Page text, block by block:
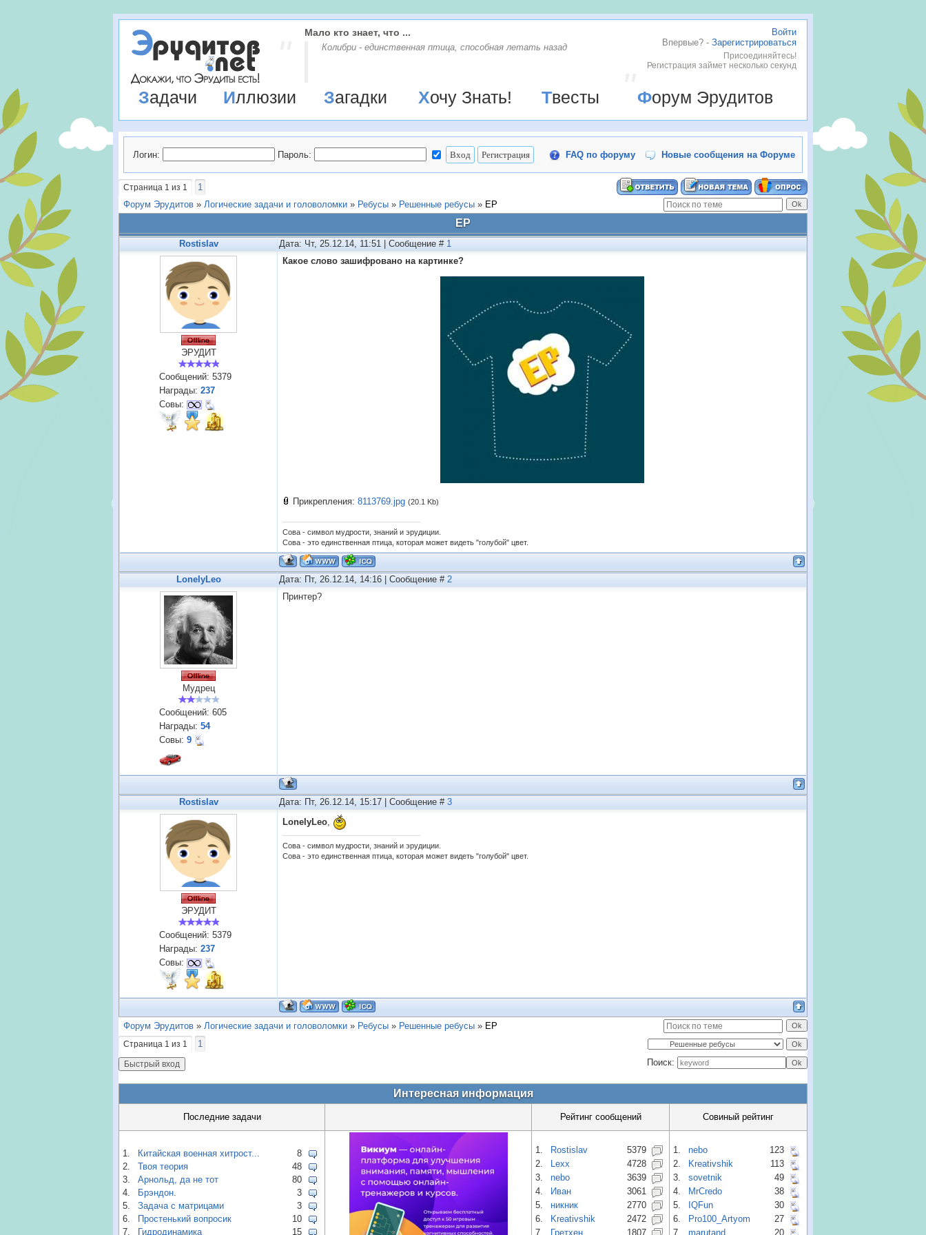
Войти
Впервые? - Зарегистрироваться
Присоединяйтесь!
Регистрация займет несколько секунд
Мало кто знает, что ...
Колибри - единственная птица, способная летать назад
Задачи Иллюзии Загадки Хочу Знать! Твесты Форум Эрудитов
Логин: Пароль: FAQ по форуму Новые сообщения на Форуме
Страница 1 из 1
1
Форум Эрудитов » Логические задачи и головоломки » Ребусы » Решенные ребусы » ЕР
ЕР
Rostislav Дата: Чт, 25.12.14, 11:51 | Сообщение # 1
ЭРУДИТ
Сообщений: 5379
Награды: 237
Совы:
Какое слово зашифровано на картинке?
Прикрепления: 8113769.jpg (20.1 Kb)
Сова - символ мудрости, знаний и эрудиции.
Сова - это единственная птица, которая может видеть "голубой" цвет.
LonelyLeo Дата: Пт, 26.12.14, 14:16 | Сообщение # 2
Мудрец
Сообщений: 605
Награды: 54
Совы: 9
Принтер?
Rostislav Дата: Пт, 26.12.14, 15:17 | Сообщение # 3
ЭРУДИТ
Сообщений: 5379
Награды: 237
Совы:
LonelyLeo
Сова - символ мудрости, знаний и эрудиции.
Сова - это единственная птица, которая может видеть "голубой" цвет.
Форум Эрудитов » Логические задачи и головоломки » Ребусы » Решенные ребусы » ЕР
Страница 1 из 1
1
Поиск:
Интересная информация
Последние задачи Рейтинг сообщений Совиный рейтинг
1. Китайская военная хитрост...
8
2.
Твоя теория
48
3.
Арнольд, да не тот
80
4.
Брэндон.
3
5.
Задача с матрицами
3
6.
Простенький вопросик
10
7.
Гидродинамика 15
1. Rostislav
5379
2.
Lexx
4728
3.
nebo
3639
4.
Иван
3061
5.
никник
2770
6.
Kreativshik
2472
7.
Гретхен 1807
1. nebo
123
2.
Kreativshik
113
3.
sovetnik
49
4.
MrCredo
38
5.
IQFun
30
6.
Pro100_Artyom
27
7.
marutand 20